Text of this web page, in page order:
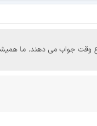
اسرع وقت جواب می دهند. ما